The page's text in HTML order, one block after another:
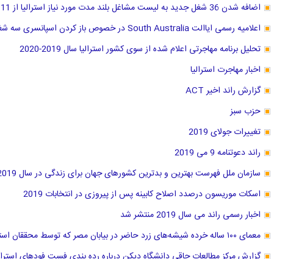
اضافه شدن 36 شغل جدید به لیست مشاغل بلند مدت مورد نیاز استرالیا از 11 مارچ 2019
اعلامیه رسمی ایاالت South Australia در خصوص باز کردن اسپانسری سه شغل جدید
تحلیل برنامه مهاجرتی اعلام شده از سوی کشور استرالیا سال 2019-2020
اخبار مهاجرت استرالیا
گزارش راند اخیر ACT
حزب سبز
تغییرات جولای 2019
راند دعوتنامه 9 می 2019
سازمان ملل فهرست بهترین و بدترین کشور‌های جهان برای زندگی در سال 2019 منتشر کرد
اسکات موریسون درصدد اصلاح کابینه پس از پیروزی در انتخابات 2019
اخبار رسمی راند می سال 2019 منتشر شد
معمای ۱۰۰ ساله خرده شیشه‌های زرد حاضر در بیابان مصر که توسط محققان استرالیا حل شد